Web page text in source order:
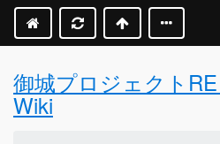
御城プロジェクト
Wiki